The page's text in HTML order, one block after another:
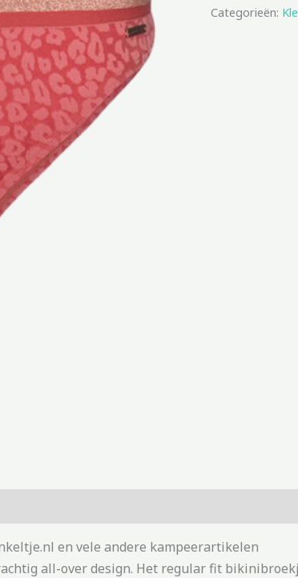
Categorieën:
en vele andere kampeerartikelen
all-over design. Het regular fit